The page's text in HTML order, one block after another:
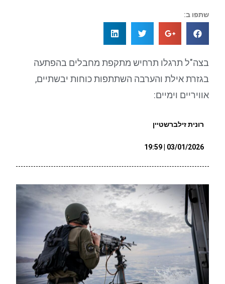
שתפו ב:
בצה"ל תרגלו תרחיש מתקפת מחבלים בהפתעה
בגזרת אילת והערבה השתתפות כוחות יבשתיים,
אוויריים וימיים:
רונית זילברשטיין
03/01/2026 | 19:59